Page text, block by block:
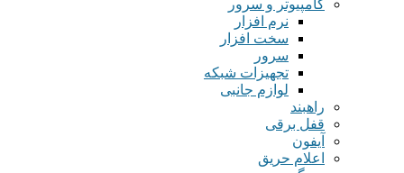
کامپیوتر و سرور
نرم افزار
سخت افزار
سرور
تجهیزات شبکه
لوازم جانبی
راهبند
قفل برقی
آیفون
اعلام حریق